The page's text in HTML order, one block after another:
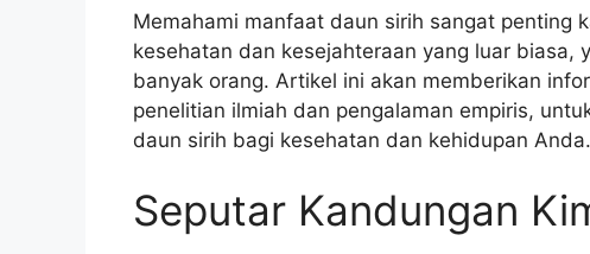
Memahami manfaat daun sirih sangat penting
kesehatan dan kesejahteraan yang luar biasa,
banyak orang. Artikel ini akan memberikan
penelitian ilmiah dan pengalaman empiris,
daun sirih bagi kesehatan dan kehidupan Anda.
Seputar Kandungan